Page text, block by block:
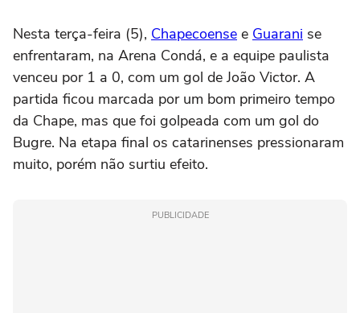
Nesta terça-feira (5), Chapecoense e Guarani se
enfrentaram, na Arena Condá, e a equipe paulista
venceu por 1 a 0, com um gol de João Victor. A
partida ficou marcada por um bom primeiro tempo
da Chape, mas que foi golpeada com um gol do
Bugre. Na etapa final os catarinenses pressionaram
muito, porém não surtiu efeito.
PUBLICIDADE